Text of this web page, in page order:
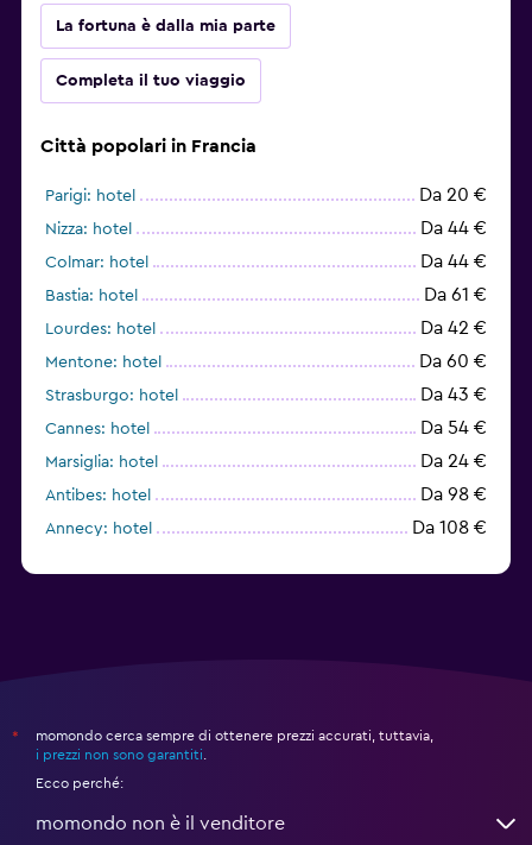
La fortuna è dalla mia parte
Completa il tuo viaggio
Città popolari in Francia
Parigi: hotel Da 20 €
Nizza: hotel Da 44 €
Colmar: hotel Da 44 €
Bastia: hotel Da 61 €
Lourdes: hotel Da 42 €
Mentone: hotel Da 60 €
Strasburgo: hotel Da 43 €
Cannes: hotel Da 54 €
Marsiglia: hotel Da 24 €
Antibes: hotel Da 98 €
Annecy: hotel Da 108 €
*
momondo cerca sempre di ottenere prezzi accurati, tuttavia,
i prezzi non sono garantiti
Ecco perché:
momondo non è il venditore